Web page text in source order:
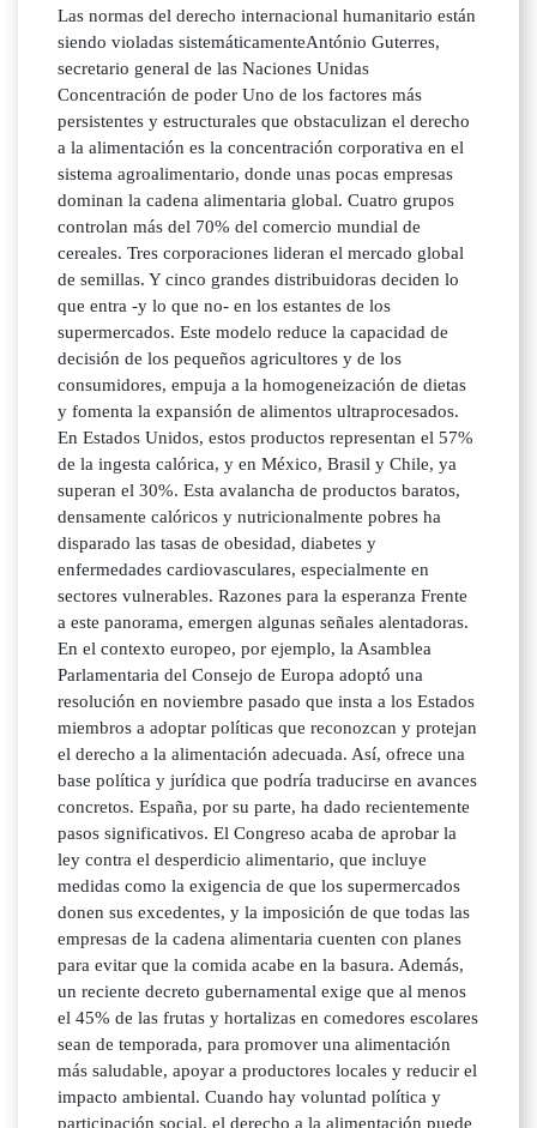
Las normas del derecho internacional humanitario están
siendo violadas sistemáticamenteAntónio Guterres,
secretario general de las Naciones Unidas
Concentración de poder Uno de los factores más
persistentes y estructurales que obstaculizan el derecho
a la alimentación es la concentración corporativa en el
sistema agroalimentario, donde unas pocas empresas
dominan la cadena alimentaria global. Cuatro grupos
controlan más del 70% del comercio mundial de
cereales. Tres corporaciones lideran el mercado global
de semillas. Y cinco grandes distribuidoras deciden lo
que entra -y lo que no- en los estantes de los
supermercados. Este modelo reduce la capacidad de
decisión de los pequeños agricultores y de los
consumidores, empuja a la homogeneización de dietas
y fomenta la expansión de alimentos ultraprocesados.
En Estados Unidos, estos productos representan el 57%
de la ingesta calórica, y en México, Brasil y Chile, ya
superan el 30%. Esta avalancha de productos baratos,
densamente calóricos y nutricionalmente pobres ha
disparado las tasas de obesidad, diabetes y
enfermedades cardiovasculares, especialmente en
sectores vulnerables. Razones para la esperanza Frente
a este panorama, emergen algunas señales alentadoras.
En el contexto europeo, por ejemplo, la Asamblea
Parlamentaria del Consejo de Europa adoptó una
resolución en noviembre pasado que insta a los Estados
miembros a adoptar políticas que reconozcan y protejan
el derecho a la alimentación adecuada. Así, ofrece una
base política y jurídica que podría traducirse en avances
concretos. España, por su parte, ha dado recientemente
pasos significativos. El Congreso acaba de aprobar la
ley contra el desperdicio alimentario, que incluye
medidas como la exigencia de que los supermercados
donen sus excedentes, y la imposición de que todas las
empresas de la cadena alimentaria cuenten con planes
para evitar que la comida acabe en la basura. Además,
un reciente decreto gubernamental exige que al menos
el 45% de las frutas y hortalizas en comedores escolares
sean de temporada, para promover una alimentación
más saludable, apoyar a productores locales y reducir el
impacto ambiental. Cuando hay voluntad política y
participación social, el derecho a la alimentación puede